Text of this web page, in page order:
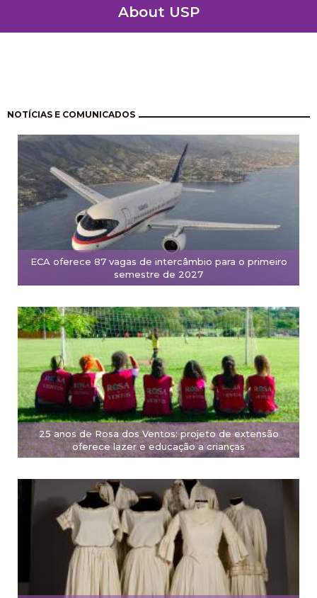
About USP
NOTÍCIAS E COMUNICADOS
ECA oferece 87 vagas de intercâmbio para o primeiro
semestre de 2027
25 anos de Rosa dos Ventos: projeto de extensão
oferece lazer e educação a crianças
Paginación